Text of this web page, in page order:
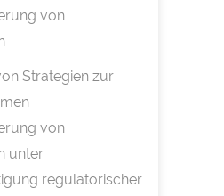
von
Strategien zur
von
unter
regulatorischer